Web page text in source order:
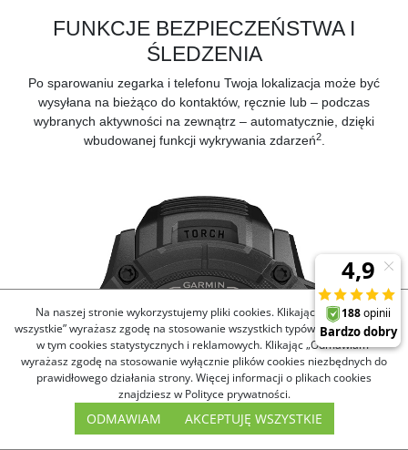
FUNKCJE BEZPIECZEŃSTWA I
ŚLEDZENIA
Po sparowaniu zegarka i telefonu Twoja lokalizacja może być
wysyłana na bieżąco do kontaktów, ręcznie lub – podczas
wybranych aktywności na zewnątrz ‒ automatycznie, dzięki
wbudowanej funkcji wykrywania zdarzeń2.
Na naszej stronie wykorzystujemy pliki cookies. Klikając „Akceptuję
wszystkie” wyrażasz zgodę na stosowanie wszystkich typów plików cookies,
w tym cookies statystycznych i reklamowych. Klikając „Odmawiam”
wyrażasz zgodę na stosowanie wyłącznie plików cookies niezbędnych do
prawidłowego działania strony. Więcej informacji o plikach cookies
znajdziesz w Polityce prywatności.
ODMAWIAM AKCEPTUJĘ WSZYSTKIE